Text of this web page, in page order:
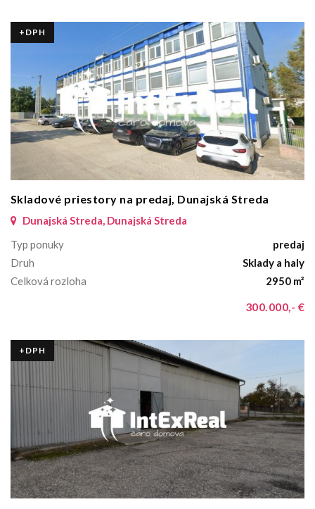
+DPH
Skladové priestory na predaj, Dunajská Streda
Dunajská Streda, Dunajská Streda
Typ ponuky
predaj
Druh
Sklady a haly
Celková rozloha
2950 m²
300.000,- €
+DPH